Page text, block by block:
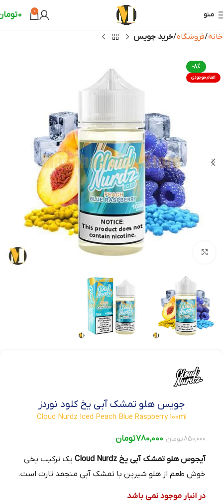
منو 0
0
خانه فروشگاه خرید جویس
-8%
اتمام موجودی
جویس هلو تمشک آبی یخ کلود نوردز
Cloud Nurdz Iced Peach Blue Raspberry 100ml
850,000تومان 780,000تومان
آیجوس هلو تمشک آبی یخ Cloud Nurdz
یک ترکیب یخی
خوش طعم از هلو شیرین با تمشک آبی منجمد تارت است.
در انبار موجود نمی باشد